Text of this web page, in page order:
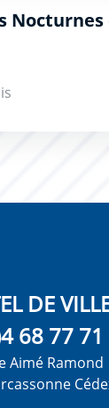
DE
68 77 71
Aimé Ramond